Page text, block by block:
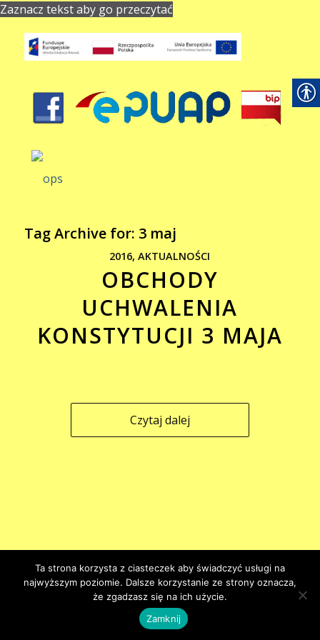
Zaznacz tekst aby go przeczytać
Tag Archive for: 3 maj
2016,AKTUALNOŚCI
OBCHODY
UCHWALENIA
KONSTYTUCJI 3 MAJA
Czytaj dalej
Ta strona korzysta z ciasteczek aby świadczyć usługi na
najwyższym poziomie. Dalsze korzystanie ze strony oznacza,
że zgadzasz się na ich użycie.
Zamknij